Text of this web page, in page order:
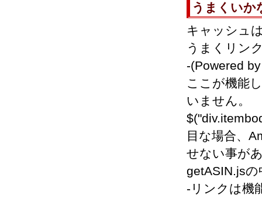
うまくいか
キャッシュ
うまくリン
-(Powered
ここが機能
いません。
目な場合、
せない事が
getASIN.js
-リンクは機